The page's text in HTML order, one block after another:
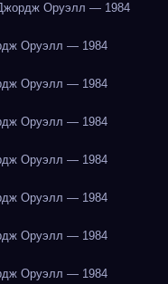
Оруэлл — 1984
Оруэлл — 1984
Оруэлл — 1984
Оруэлл — 1984
Оруэлл — 1984
Оруэлл — 1984
Оруэлл — 1984
Оруэлл — 1984